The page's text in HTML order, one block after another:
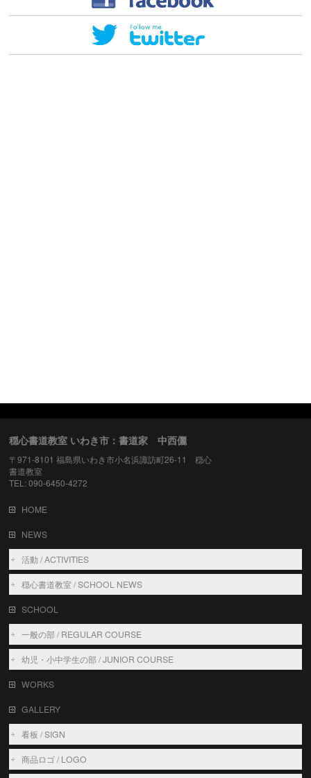
穏心書道教室 いわき市：書道家 中西儷
〒971-8101 福島県いわき市小名浜諏訪町26-11 穏心
書道教室
TEL: 090-6450-4272
HOME
NEWS
活動 / ACTIVITIES
穏心書道教室 / SCHOOL NEWS
SCHOOL
一般の部 / REGULAR COURSE
幼児・小中学生の部 / JUNIOR COURSE
WORKS
GALLERY
看板 / SIGN
商品ロゴ / LOGO